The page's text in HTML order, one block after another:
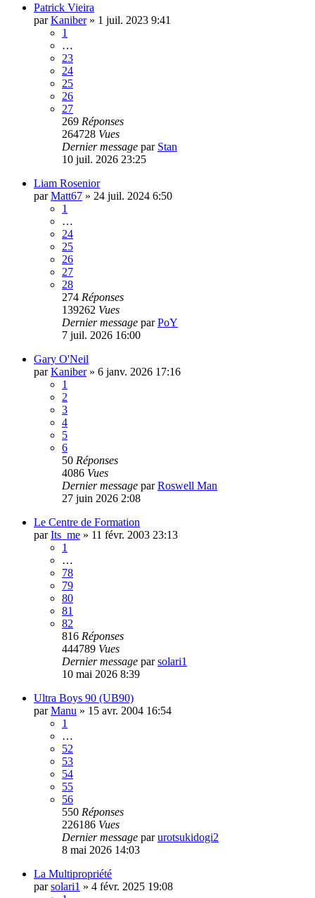
Patrick Vieira
parKaniber» 1 juil. 2023 9:41
1
…
23
24
25
26
27
269 Réponses
264728 Vues
Dernier message par Stan
10 juil. 2026 23:25
Liam Rosenior
parMatt67 » 24 juil. 2024 6:50
1
…
24
25
26
27
28
274 Réponses
139262 Vues
Dernier message parPoY
7 juil. 2026 16:00
Gary O'Neil
parKaniber» 6 janv. 2026 17:16
1
2
3
4
5
6
50 Réponses
4086 Vues
Dernier message parRoswell Man
27 juin 2026 2:08
Le Centre de Formation
parIts_me » 11 févr. 2003 23:13
1
…
78
79
80
81
82
816 Réponses
444789 Vues
Dernier message parsolari1
10 mai 2026 8:39
Ultra Boys 90 (UB90)
parManu » 15 avr. 2004 16:54
1
…
52
53
54
55
56
550 Réponses
226186 Vues
Dernier message parurotsukidogi2
8 mai 2026 14:03
La Multipropriété
parsolari1 » 4 févr. 2025 19:08